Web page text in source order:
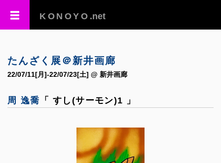
KONOYO .net
たんざく展＠新井画廊
22/07/11[月]-22/07/23[土] @ 新井画廊
周 逸喬 「 すし(サーモン)1 」